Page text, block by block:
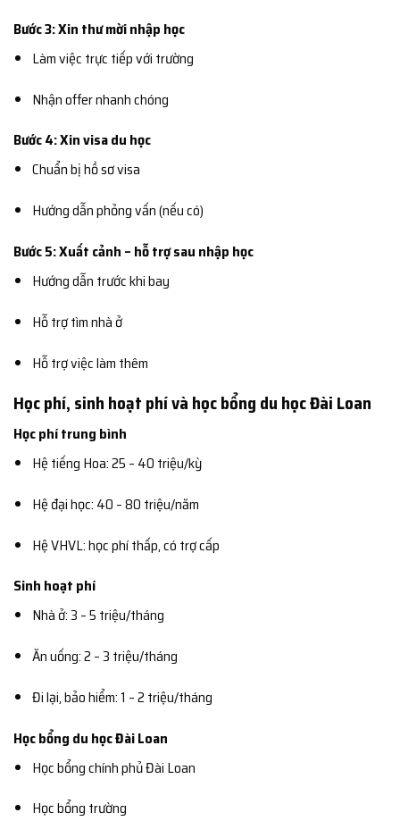
Bước 3: Xin thư mời nhập học
Làm việc trực tiếp với trường
Nhận offer nhanh chóng
Bước 4: Xin visa du học
Chuẩn bị hồ sơ visa
Hướng dẫn phỏng vấn (nếu có)
Bước 5: Xuất cảnh – hỗ trợ sau nhập học
Hướng dẫn trước khi bay
Hỗ trợ tìm nhà ở
Hỗ trợ việc làm thêm
Học phí, sinh hoạt phí và học bổng du học Đài Loan
Học phí trung bình
Hệ tiếng Hoa: 25 – 40 triệu/kỳ
Hệ đại học: 40 – 80 triệu/năm
Hệ VHVL: học phí thấp, có trợ cấp
Sinh hoạt phí
Nhà ở: 3 – 5 triệu/tháng
Ăn uống: 2 – 3 triệu/tháng
Đi lại, bảo hiểm: 1 – 2 triệu/tháng
Học bổng du học Đài Loan
Học bổng chính phủ Đài Loan
Học bổng trường